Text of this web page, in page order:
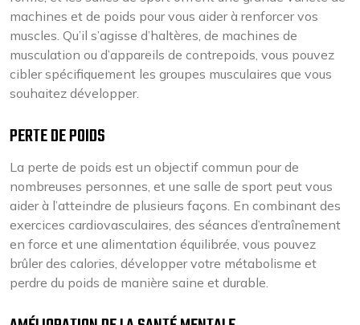
machines et de poids pour vous aider à renforcer vos
muscles. Qu’il s’agisse d’haltères, de machines de
musculation ou d’appareils de contrepoids, vous pouvez
cibler spécifiquement les groupes musculaires que vous
souhaitez développer.
PERTE DE POIDS
La perte de poids est un objectif commun pour de
nombreuses personnes, et une salle de sport peut vous
aider à l’atteindre de plusieurs façons. En combinant des
exercices cardiovasculaires, des séances d’entraînement
en force et une alimentation équilibrée, vous pouvez
brûler des calories, développer votre métabolisme et
perdre du poids de manière saine et durable.